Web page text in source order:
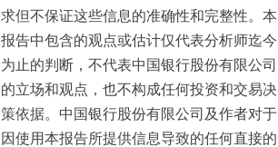
求但不保证这些信息的准确性和完整性。本
报告中包含的观点或估计仅代表分析师迄今
为止的判断，不代表中国银行股份有限公司
的立场和观点，也不构成任何投资和交易决
策依据。中国银行股份有限公司及作者对于
因使用本报告所提供信息导致的任何直接的